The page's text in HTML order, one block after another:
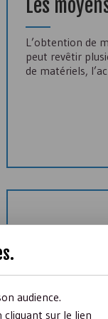
Les
L’obtention de
peut revêtir
de matériels,
membre
La participation
.
audience.
cliquant sur le lien